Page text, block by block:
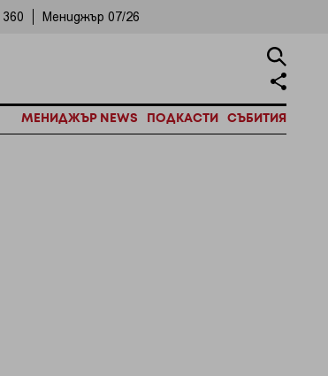
Мениджър 07/26
МЕНИДЖЪР NEWS ПОДКАСТИ СЪБИТИЯ